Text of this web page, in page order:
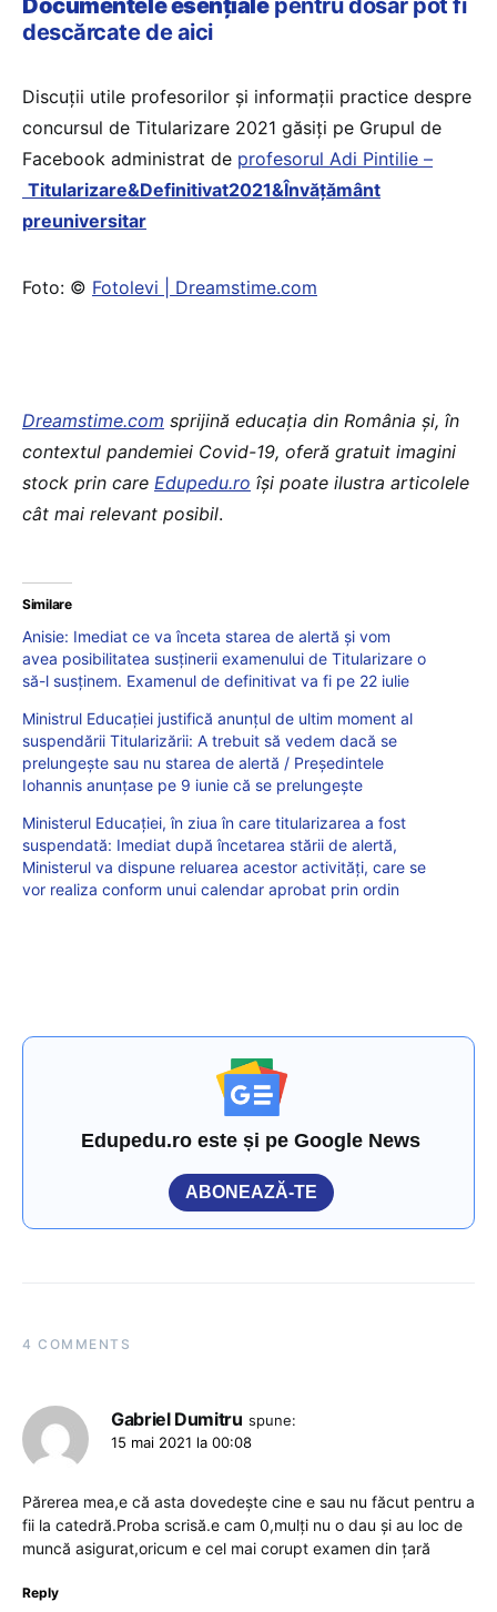
descărcate de aici
Discuții utile profesorilor și informații practice despre
concursul de Titularizare 2021 găsiți pe Grupul de
Facebook administrat de profesorul Adi Pintilie –
Titularizare&Definitivat2021&Învățământ
preuniversitar
Foto: © Fotolevi | Dreamstime.com
Dreamstime.com sprijină educaţia din România şi, în
contextul pandemiei Covid-19, oferă gratuit imagini
stock prin care Edupedu.ro îşi poate ilustra articolele
cât mai relevant posibil.
Similare
Anisie: Imediat ce va înceta starea de alertă și vom
avea posibilitatea susținerii examenului de Titularizare o
să-l susținem. Examenul de definitivat va fi pe 22 iulie
Ministrul Educaţiei justifică anunţul de ultim moment al
suspendării Titularizării: A trebuit să vedem dacă se
prelungește sau nu starea de alertă / Preşedintele
Iohannis anunţase pe 9 iunie că se prelungeşte
Ministerul Educației, în ziua în care titularizarea a fost
suspendată: Imediat după încetarea stării de alertă,
Ministerul va dispune reluarea acestor activități, care se
vor realiza conform unui calendar aprobat prin ordin
Edupedu.ro este și pe Google News
ABONEAZĂ-TE
4 COMMENTS
Gabriel Dumitru spune:
15 mai 2021 la 00:08
Părerea mea,e că asta dovedește cine e sau nu făcut pentru a
fii la catedră.Proba scrisă.e cam 0,mulți nu o dau și au loc de
muncă asigurat,oricum e cel mai corupt examen din țară
Reply